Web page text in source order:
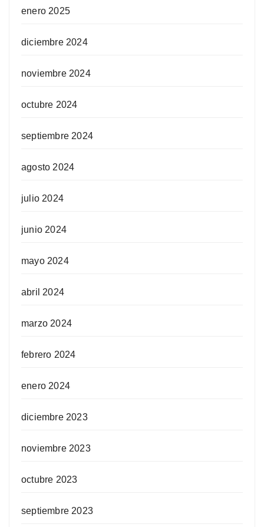
enero 2025
diciembre 2024
noviembre 2024
octubre 2024
septiembre 2024
agosto 2024
julio 2024
junio 2024
mayo 2024
abril 2024
marzo 2024
febrero 2024
enero 2024
diciembre 2023
noviembre 2023
octubre 2023
septiembre 2023